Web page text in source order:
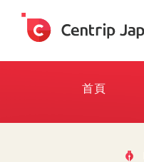
首頁